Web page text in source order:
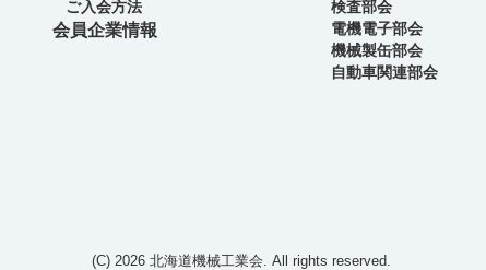
ご入会方法
会員企業情報
検査部会
電機電子部会
機械製缶部会
自動車関連部会
(C) 2026 北海道機械工業会 . All rights reserved.